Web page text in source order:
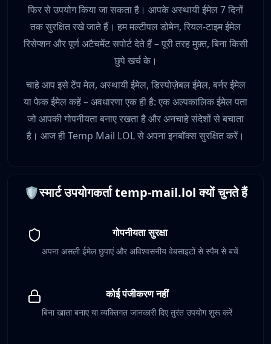
फिर से उपयोग किया जा सकता है। आपके अस्थायी ईमेल 7 दिनों
तक सुरक्षित रखे जाते हैं। हम मल्टीपल डोमेन, रियल-टाइम ईमेल
रिसेप्शन और पूर्ण अटैचमेंट सपोर्ट देते हैं – पूरी तरह मुफ़्त, बिना किसी
छुपे खर्च के।
चाहे आप इसे टेंप मेल, अस्थायी ईमेल, डिस्पोज़ेबल ईमेल, बर्नर ईमेल
या फेक ईमेल कहें – अवधारणा एक ही है: एक अल्पकालिक ईमेल पता
जो आपकी गोपनीयता बनाए रखता है और अनचाहे संदेशों से बचाता
है। आज ही Temp Mail LOL से अपना इनबॉक्स सुरक्षित करें।
🛡️स्मार्ट उपयोगकर्ता temp-mail.lol क्यों चुनते हैं
गोपनीयता सुरक्षा
अपना असली ईमेल छुपाएं और अविश्वसनीय वेबसाइटों से स्पैम से बचें
कोई पंजीकरण नहीं
बिना खाता बनाए या व्यक्तिगत जानकारी दिए तुरंत उपयोग शुरू करें